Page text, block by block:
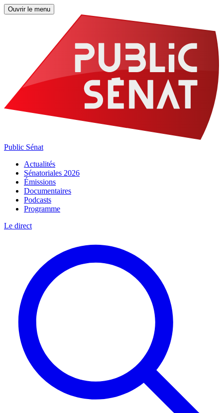
Ouvrir le menu
Public Sénat
Actualités
Sénatoriales 2026
Émissions
Documentaires
Podcasts
Programme
Le direct